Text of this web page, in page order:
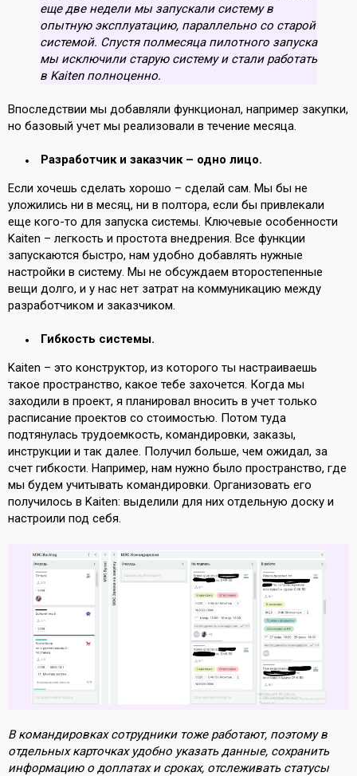
еще две недели мы запускали систему в
опытную эксплуатацию, параллельно со старой
системой. Спустя полмесяца пилотного запуска
мы исключили старую систему и стали работать
в Kaiten полноценно.
Впоследствии мы добавляли функционал, например закупки,
но базовый учет мы реализовали в течение месяца.
Разработчик и заказчик – одно лицо.
Если хочешь сделать хорошо – сделай сам. Мы бы не
уложились ни в месяц, ни в полтора, если бы привлекали
еще кого-то для запуска системы. Ключевые особенности
Kaiten – легкость и простота внедрения. Все функции
запускаются быстро, нам удобно добавлять нужные
настройки в систему. Мы не обсуждаем второстепенные
вещи долго, и у нас нет затрат на коммуникацию между
разработчиком и заказчиком.
Гибкость системы.
Kaiten – это конструктор, из которого ты настраиваешь
такое пространство, какое тебе захочется. Когда мы
заходили в проект, я планировал вносить в учет только
расписание проектов со стоимостью. Потом туда
подтянулась трудоемкость, командировки, заказы,
инструкции и так далее. Получил больше, чем ожидал, за
счет гибкости. Например, нам нужно было пространство, где
мы будем учитывать командировки. Организовать его
получилось в Kaiten: выделили для них отдельную доску и
настроили под себя.
В командировках сотрудники тоже работают, поэтому в
отдельных карточках удобно указать данные, сохранить
информацию о доплатах и сроках, отслеживать статусы